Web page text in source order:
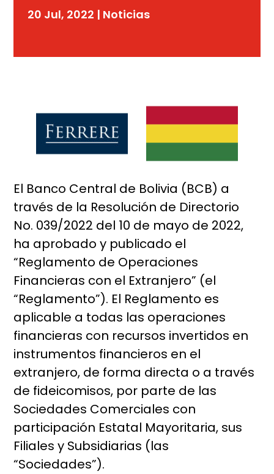
20 Jul, 2022 | Noticias
El Banco Central de Bolivia (BCB) a
través de la Resolución de Directorio
No. 039/2022 del 10 de mayo de 2022,
ha aprobado y publicado el
“Reglamento de Operaciones
Financieras con el Extranjero” (el
“Reglamento”). El Reglamento es
aplicable a todas las operaciones
financieras con recursos invertidos en
instrumentos financieros en el
extranjero, de forma directa o a través
de fideicomisos, por parte de las
Sociedades Comerciales con
participación Estatal Mayoritaria, sus
Filiales y Subsidiarias (las
“Sociedades”).